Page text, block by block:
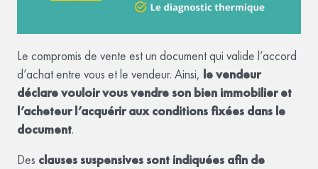
Le compromis de vente est un document qui valide l’accord
d’achat entre vous et le vendeur. Ainsi, le vendeur
déclare vouloir vous vendre son bien immobilier et
l’acheteur l’acquérir aux conditions fixées dans le
document.
Des clauses suspensives sont indiquées afin de